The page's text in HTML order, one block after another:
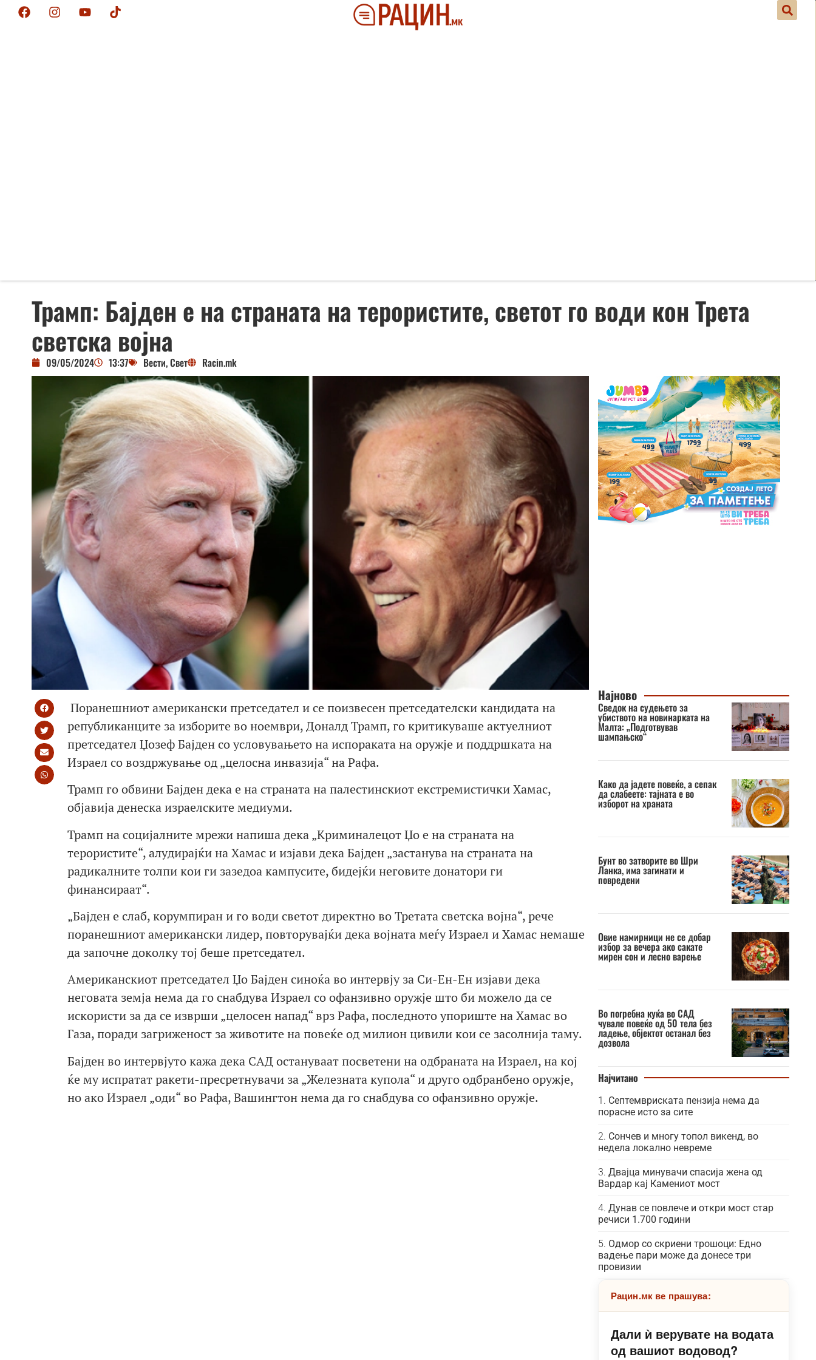
Трамп: Бајден е на страната на терористите, светот го води кон Трета
светска војна
09/05/2024 13:37 Вести,Свет Racin.mk
Поранешниот американски претседател и се поизвесен претседателски кандидата на
републиканците за изборите во ноември, Доналд Трамп, го критикуваше актуелниот
претседател Џозеф Бајден со условувањето на испораката на оружје и поддршката на
Израел со воздржување од „целосна инвазија“ на Рафа.
Трамп го обвини Бајден дека е на страната на палестинскиот екстремистички Хамас,
објавија денеска израелските медиуми.
Трамп на социјалните мрежи напиша дека „Криминалецот Џо е на страната на
терористите“, алудирајќи на Хамас и изјави дека Бајден „застанува на страната на
радикалните толпи кои ги зазедоа кампусите, бидејќи неговите донатори ги
финансираат“.
„Бајден е слаб, корумпиран и го води светот директно во Третата светска војна“, рече
поранешниот американски лидер, повторувајќи дека војната меѓу Израел и Хамас немаше
да започне доколку тој беше претседател.
Американскиот претседател Џо Бајден синоќа во интервју за Си-Ен-Ен изјави дека
неговата земја нема да го снабдува Израел со офанзивно оружје што би можело да се
искористи за да се изврши „целосен напад“ врз Рафа, последното упориште на Хамас во
Газа, поради загриженост за животите на повеќе од милион цивили кои се засолнија таму.
Бајден во интервјуто кажа дека САД остануваат посветени на одбраната на Израел, на кој
ќе му испратат ракети-пресретнувачи за „Железната купола“ и друго одбранбено оружје,
но ако Израел „оди“ во Рафа, Вашингтон нема да го снабдува со офанзивно оружје.
Најново
Сведок на судењето за
убиството на новинарката на
Малта: „Подготвував
шампањско“
Како да јадете повеќе, а сепак
да слабеете: тајната е во
изборот на храната
Бунт во затворите во Шри
Ланка, има загинати и
повредени
Овие намирници не се добар
избор за вечера ако сакате
мирен сон и лесно варење
Во погребна куќа во САД
чувале повеќе од 50 тела без
ладење, објектот останал без
дозвола
Најчитано
Септемвриската пензија нема да
порасне исто за сите
Сончев и многу топол викенд, во
недела локално невреме
Двајца минувачи спасија жена од
Вардар кај Камениот мост
Дунав се повлече и откри мост стар
речиси 1.700 години
Одмор со скриени трошоци: Едно
вадење пари може да донесе три
провизии
Рацин.мк ве прашува:
Дали ѝ верувате на водата
од вашиот водовод?